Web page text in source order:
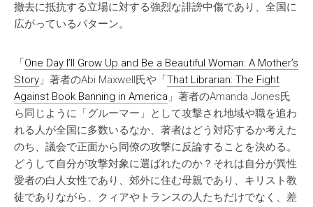
撤去に抵抗する立場に対する強烈な誹謗中傷であり、全国に
広がっているパターン。
「One Day I’ll Grow Up and Be a Beautiful Woman: A Mother’s
Story 」著者のAbi Maxwell氏や「That Librarian: The Fight
Against Book Banning in America 」著者のAmanda Jones氏
ら同じように「グルーマー」として攻撃され地域や職を追わ
れる人が全国に多数いるなか、著者はどう対応するか考えた
のち、議会で正面から同僚の攻撃に反論することを決める。
どうして自分が攻撃対象に選ばれたのか？それは自分が異性
愛者の白人女性であり、郊外に住む母親であり、キリスト教
徒でありながら、クィアやトランスの人たちだけでなく、差